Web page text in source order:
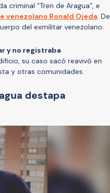
criminal “Tren de Aragua”, e
Ronald Ojeda. De
del exmilitar venezolano.
y no registraba
su caso sacó reavivó en
y otras comunidades.
destapa